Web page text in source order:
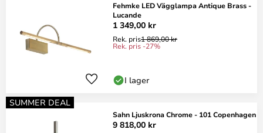
Fehmke LED Vägglampa Antique Brass -
Lucande
1 349,00 kr
Rek. pris1 869,00 kr
Rek. pris -27%
I lager
SUMMER DEAL
Sahn Ljuskrona Chrome - 101 Copenhagen
9 818,00 kr